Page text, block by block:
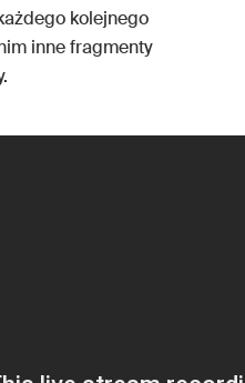
kolejnego
inne fragmenty